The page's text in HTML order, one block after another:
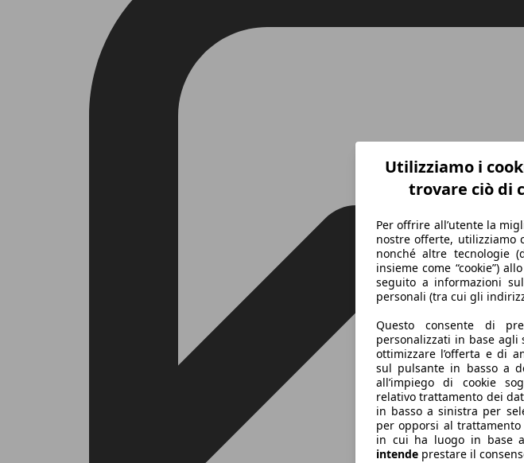
Utilizziamo i
trovare ciò di
Per offrire all’utente la
nostre offerte, utilizziamo
nonché altre tecnologie
insieme come “cookie”)
seguito a informazioni
personali (tra cui gli
Questo consente di
personalizzati in base agli
ottimizzare l’offerta e di
sul pulsante in basso a
all’impiego di cookie
relativo trattamento dei
in basso a sinistra per
per opporsi al
in cui ha luogo in base
intende prestare il